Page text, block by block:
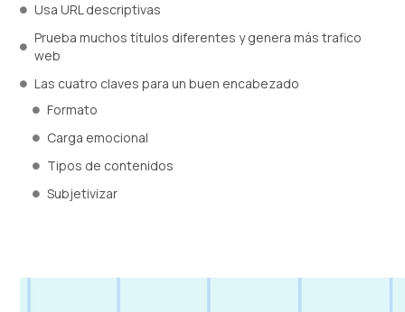
Usa URL descriptivas
Prueba muchos títulos diferentes y genera más trafico
web
Las cuatro claves para un buen encabezado
Formato
Carga emocional
Tipos de contenidos
Subjetivizar